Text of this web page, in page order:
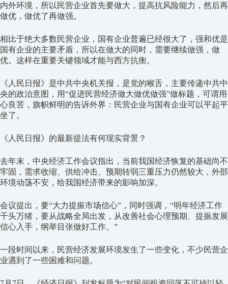
内外环境，所以民营企业首先要做大，提高抗风险能力，然后再
做优，做优了再做强。
相比于绝大多数民营企业，国有企业普遍已经很大了，强和优是
国有企业的主要矛盾，所以在做大的同时，需要继续做强，做
优。这样在重要关键领域才能与西方抗衡。
《人民日报》是中共中央机关报，是党的喉舌，主要传递中共中
央的政治意图，用“促进民营经济做大做优做强”做标题，可谓用
心良苦，旗帜鲜明的告诉外界：民营企业与国有企业可以平起平
坐了。
《人民日报》的最新提法有何现实背景？
去年末，中央经济工作会议指出，当前我国经济恢复的基础尚不
牢固，需求收缩、供给冲击、预期转弱三重压力仍然较大，外部
环境动荡不安，给我国经济带来的影响加深。
会议提出，要“大力提振市场信心”，同时强调，“明年经济工作
千头万绪，要从战略全局出发，从改善社会心理预期、提振发展
信心入手，纲举目张做好工作。”
一段时间以来，民营经济发展环境发生了一些变化，不少民营企
业遇到了一些困难和问题。